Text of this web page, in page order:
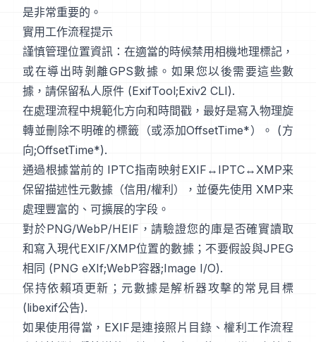
是非常重要的。
實用工作流程提示
謹慎管理位置資訊：在適當的時候禁用相機地理標記，
或在導出時剝離GPS數據。如果您以後需要這些數
據，請保留私人原件 (ExifTool;Exiv2 CLI).
在處理流程中規範化方向和時間戳，最好是寫入物理旋
轉並刪除不明確的標籤（或添加OffsetTime*）。 (方
向;OffsetTime*).
通過根據當前的 IPTC指南映射EXIF↔IPTC↔XMP来
保留描述性元數據（信用/權利），並優先使用 XMP来
處理豐富的、可擴展的字段。
對於PNG/WebP/HEIF，請驗證您的庫是否確實讀取
和寫入現代EXIF/XMP位置的數據；不要假設與JPEG
相同 (PNG eXIf;WebP容器;Image I/O).
保持依賴項更新；元數據是解析器攻擊的常見目標
(libexif公告).
如果使用得當，EXIF是連接照片目錄、權利工作流程